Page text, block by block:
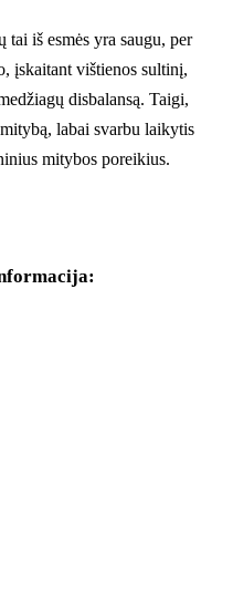
iš esmės yra saugu, per
įskaitant vištienos sultinį,
disbalansą. Taigi,
labai svarbu laikytis
mitybos poreikius.